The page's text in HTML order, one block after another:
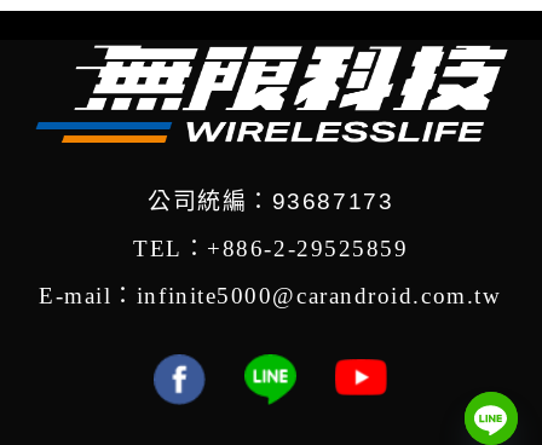
公司統編：93687173
TEL：+886-2-29525859
E-mail：infinite5000@carandroid.com.tw